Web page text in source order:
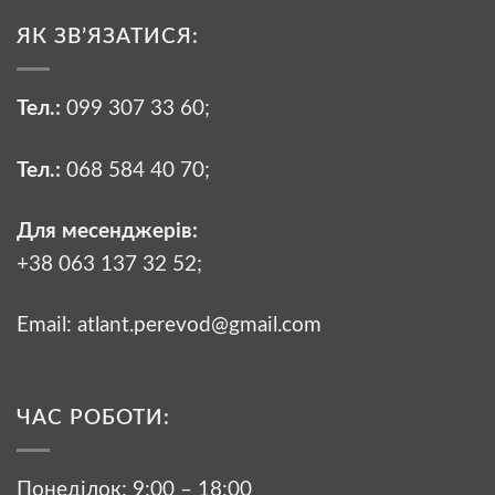
ЯК ЗВ’ЯЗАТИСЯ:
Тел.: 099 307 33 60;
Тел.: 068 584 40 70;
Для месенджерів:
+38 063 137 32 52;
Email: atlant.perevod@gmail.com
ЧАС РОБОТИ:
Понеділок: 9:00 – 18:00